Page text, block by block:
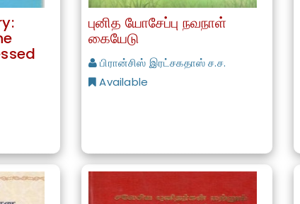
புனித யோசேப்பு நவநாள்
கையேடு
பிரான்சிஸ் இரட்சகதாஸ் ச.ச.
Available